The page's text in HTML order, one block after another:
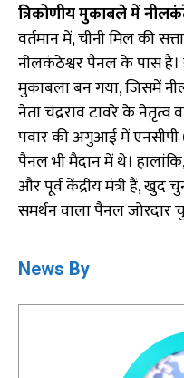
त्रिकोणीय मुकाबले में
वर्तमान में, चीनी मिल की
नीलकंठेश्वर पैनल के पास है।
मुकाबला बन गया, जिसमें
नेता चंद्रराव टावरे के
पवार की अगुआई में एनसीपी
पैनल भी मैदान में थे।
और पूर्व केंद्रीय मंत्री हैं, खुद
समर्थन वाला पैनल जोरदार
News By